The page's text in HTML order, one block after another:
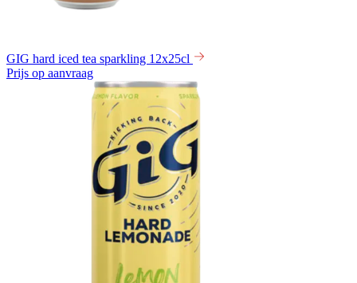
GIG hard iced tea sparkling 12x25cl
Prijs op aanvraag